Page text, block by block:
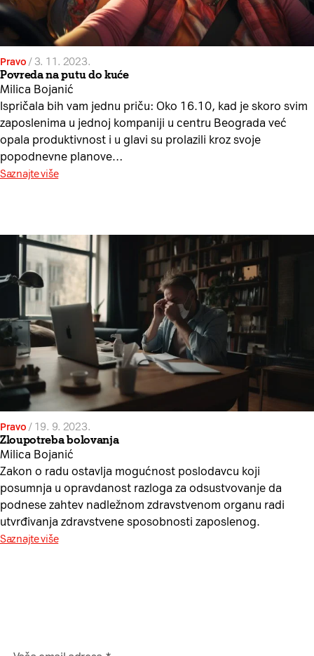
Pravo / 3. 11. 2023.
Povreda na putu do kuće
Milica Bojanić
Ispričala bih vam jednu priču: Oko 16.10, kad je skoro svim
zaposlenima u jednoj kompaniji u centru Beograda već
opala produktivnost i u glavi su prolazili kroz svoje
popodnevne planove…
Saznajte više
Pravo / 19. 9. 2023.
Zloupotreba bolovanja
Milica Bojanić
Zakon o radu ostavlja mogućnost poslodavcu koji
posumnja u opravdanost razloga za odsustvovanje da
podnese zahtev nadležnom zdravstvenom organu radi
utvrđivanja zdravstvene sposobnosti zaposlenog.
Saznajte više